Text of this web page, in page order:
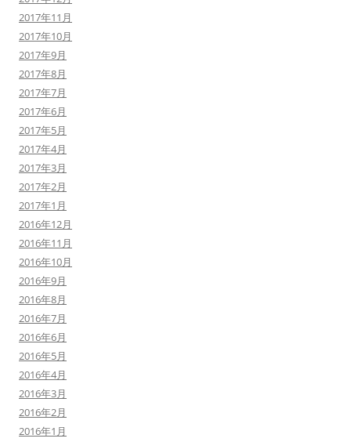
2017年11月
2017年10月
2017年9月
2017年8月
2017年7月
2017年6月
2017年5月
2017年4月
2017年3月
2017年2月
2017年1月
2016年12月
2016年11月
2016年10月
2016年9月
2016年8月
2016年7月
2016年6月
2016年5月
2016年4月
2016年3月
2016年2月
2016年1月